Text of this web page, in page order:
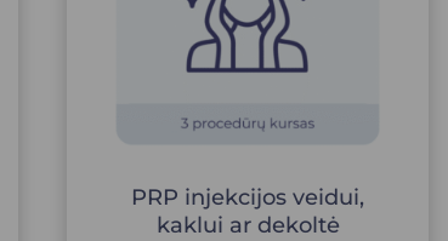
PRP injekcijos veidui,
kaklui ar dekoltė